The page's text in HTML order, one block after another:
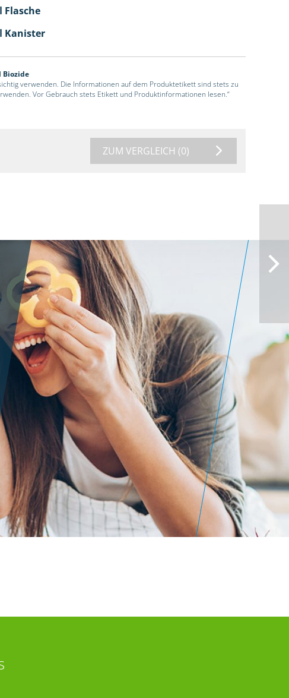
Flasche
Kanister
Biozide
verwenden. Die Informationen auf dem Produktetikett sind stets zu
Vor Gebrauch stets Etikett und Produktinformationen lesen.“
ZUM VERGLEICH (0)